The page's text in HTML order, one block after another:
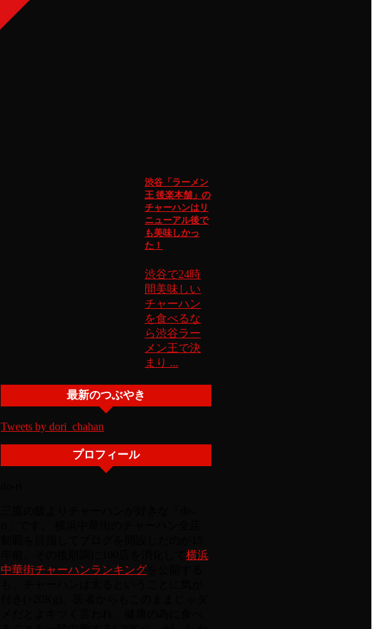
渋谷「ラーメン
王 後楽本舗」の
チャーハンはリ
ニューアル後で
も美味しかっ
た！
渋谷で24時
間美味しい
チャーハン
を食べるな
ら渋谷ラー
メン王で決
まり ...
最新のつぶやき
Tweets by dori_chahan
プロフィール
横浜
中華街チャーハンランキング